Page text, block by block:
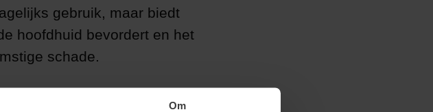
Om
gebruik, maar biedt
hoofdhuid bevordert en het
schade.